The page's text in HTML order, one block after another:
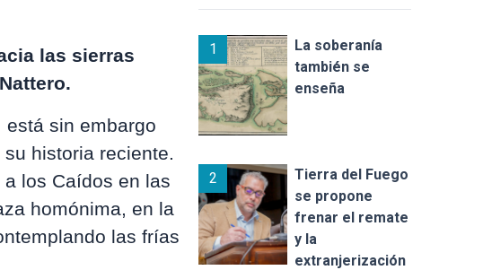
las sierras
sin embargo
historia reciente.
los Caídos en las
homónima, en la
las frías
1
La soberanía
también se
enseña
2
Tierra del Fuego
se propone
frenar el remate
y la
extranjerización